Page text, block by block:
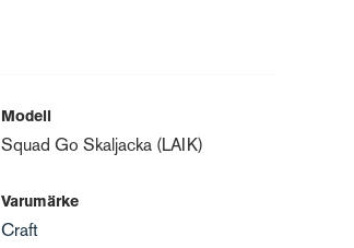
Modell
Squad Go Skaljacka (LAIK)
Varumärke
Craft